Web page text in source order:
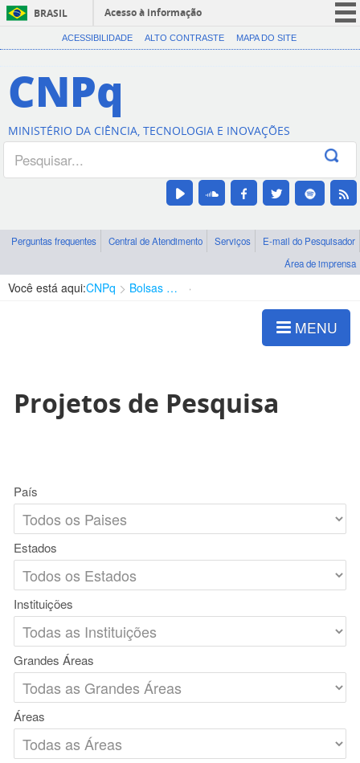
BRASIL
Acesso à informação
CORONAVÍRUS (COVID-19)
Canais
ACESSIBILIDADE ALTO CONTRASTE MAPA DO SITE
CNPq
MINISTÉRIO DA CIÊNCIA, TECNOLOGIA E INOVAÇÕES
Perguntas frequentes Central de Atendimento Serviços
E-mail do Pesquisador
Área de imprensa
Você está aqui:CNPq Bolsas e Auxílios Vigentes
MENU
Projetos de Pesquisa
País
Estados
Instituições
Grandes Áreas
Áreas